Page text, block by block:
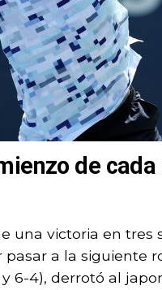
de
una victoria en tres
pasar a la
6-4), derrotó al